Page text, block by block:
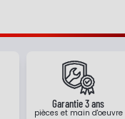
Garantie 3 ans
pièces et main d'oeuvre